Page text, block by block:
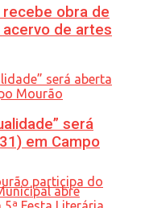
recebe obra de
de artes
será
em Campo